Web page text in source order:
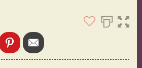
ראשונות